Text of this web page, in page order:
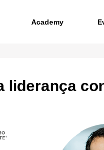
Academy
liderança